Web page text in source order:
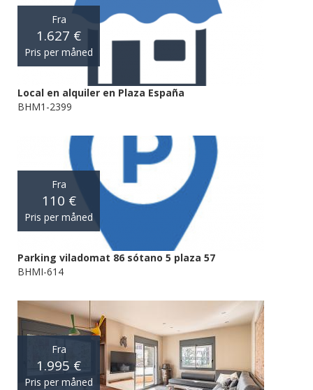
Fra
1.627 €
Pris per måned
Local en alquiler en Plaza España
BHM1-2399
Fra
110 €
Pris per måned
Parking viladomat 86 sótano 5 plaza 57
BHMI-614
Fra
1.995 €
Pris per måned